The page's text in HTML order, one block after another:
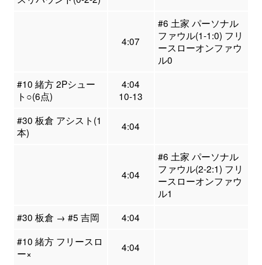
4:07
#6 土家 パーソナル
ファウル(1-1:0) フリ
ースローオンファウ
ル0
#10 緒方 2Pシュー
ト○(6点)
4:04
10-13
#30 板倉 アシスト(1
本)
4:04
4:04
#6 土家 パーソナル
ファウル(2-2:1) フリ
ースローオンファウ
ル1
#30 板倉 → #5 吉岡
4:04
#10 緒方 フリースロ
ー×
4:04